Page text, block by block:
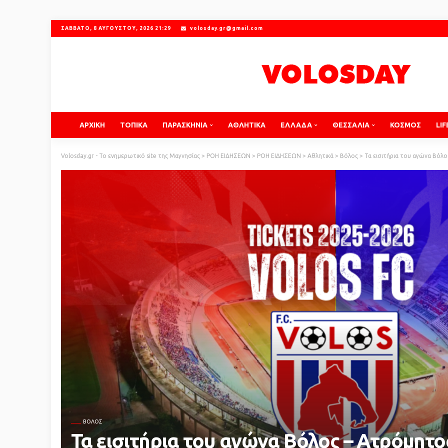
ΣΆΒΒΑΤΟ, 8 ΑΥΓΟΎΣΤΟΥ, 2026 21:29 volosday.gr@gmail.com
ΑΡΧΙΚΗ ΤΟΠΙΚΑ ΠΑΡΑΣΚΗΝΙΑ ΑΘΛΗΤΙΚΑ ΕΛΛΑΔΑ ΘΕΣΣΑΛΙΑ ΚΟΣΜΟΣ
Volosday.gr - Το ενημερωτικό site της Μαγνησίας > ΡΟΗ ΕΙΔΗΣΕΩΝ > ΡΟΗ ΕΙΔΗΣΕΩΝ > Αθλητικά > Βόλος > Τα εισιτήρια του αγώνα
ΒΌΛΟΣ
Τα εισιτήρια του αγώνα Βόλος –